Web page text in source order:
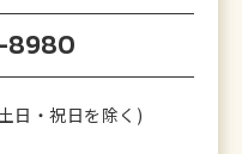
8980
日・祝日を除く)